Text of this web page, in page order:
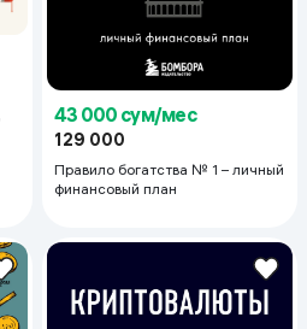
43 000 сум/мес
129 000
Правило богатства № 1 – личный
финансовый план